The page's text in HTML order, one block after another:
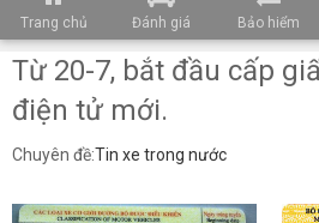
Trang chủ Đánh giá Bảo hiểm
Từ 20-7, bắt đầu cấp
điện tử mới.
Chuyên đề:Tin xe trong nước